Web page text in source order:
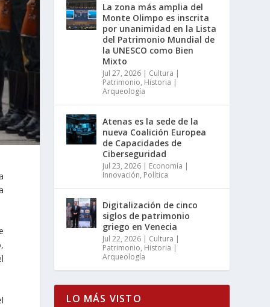
La zona más amplia del
Monte Olimpo es inscrita
por unanimidad en la Lista
del Patrimonio Mundial de
la UNESCO como Bien
Mixto
Jul 27, 2026 | Cultura |
Patrimonio, Historia |
Arqueología
Atenas es la sede de la
nueva Coalición Europea
de Capacidades de
Ciberseguridad
Jul 23, 2026 | Economía |
Innovación, Política
Digitalización de cinco
siglos de patrimonio
griego en Venecia
Jul 22, 2026 | Cultura |
Patrimonio, Historia |
Arqueología
LO MÁS VISTO